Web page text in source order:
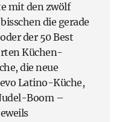
mit den zwölf
die gerade
der 50 Best
Küchen-
die neue
Latino-Küche,
Boom –